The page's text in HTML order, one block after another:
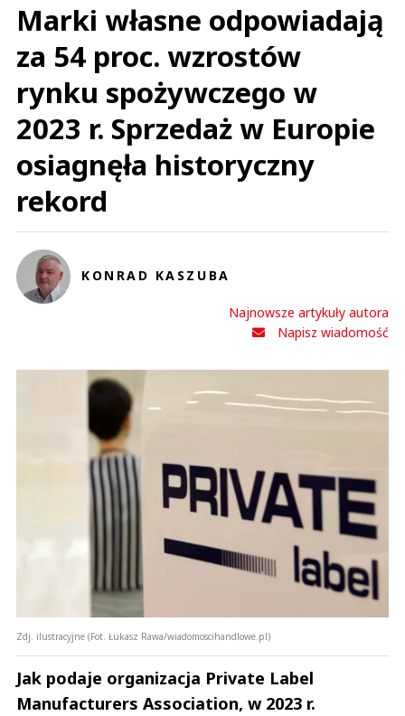
Marki własne odpowiadają
za 54 proc. wzrostów
rynku spożywczego w
2023 r. Sprzedaż w Europie
osiagnęła historyczny
rekord
KONRAD KASZUBA
Najnowsze artykuły autora
Napisz wiadomość
Zdj. ilustracyjne (Fot. Łukasz Rawa/wiadomoscihandlowe.pl)
Jak podaje organizacja Private Label
Manufacturers Association, w 2023 r.